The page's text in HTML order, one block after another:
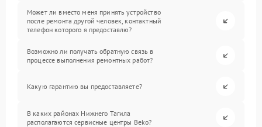
Может ли вместо меня принять устройство
после ремонта другой человек, контактный
телефон которого я предоставлю?
Возможно ли получать обратную связь в
процессе выполнения ремонтных работ?
Какую гарантию вы предоставляете?
В каких районах Нижнего Тагила
располагаются сервисные центры Beko?